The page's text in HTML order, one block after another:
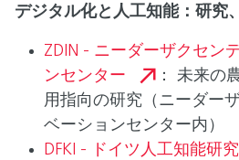
デジタル化と人工知能：研究
ZDIN - ニーダーザクセン
ンセンター
： 未来の
用指向の研究（ニーダー
ベーションセンター内）
DFKI - ドイツ人工知能研